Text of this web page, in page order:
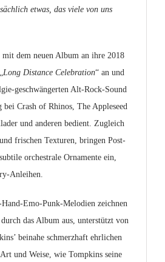
etwas, das viele von uns
dem neuen Album an ihre 2018
Long Distance Celebration“ an und
geschwängerten Alt-Rock-Sound
Crash of Rhinos, The Appleseed
und anderen bedient. Zugleich
frischen Texturen, bringen Post-
orchestrale Ornamente ein,
Anleihen.
Emo-Punk-Melodien zeichnen
das Album aus, unterstützt von
beinahe schmerzhaft ehrlichen
und Weise, wie Tompkins seine